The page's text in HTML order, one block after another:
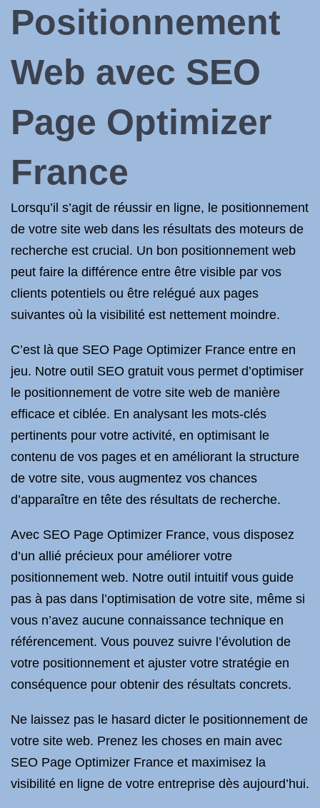
Positionnement
Web avec SEO
Page Optimizer
France
Lorsqu’il s’agit de réussir en ligne, le positionnement
de votre site web dans les résultats des moteurs de
recherche est crucial. Un bon positionnement web
peut faire la différence entre être visible par vos
clients potentiels ou être relégué aux pages
suivantes où la visibilité est nettement moindre.
C’est là que SEO Page Optimizer France entre en
jeu. Notre outil SEO gratuit vous permet d’optimiser
le positionnement de votre site web de manière
efficace et ciblée. En analysant les mots-clés
pertinents pour votre activité, en optimisant le
contenu de vos pages et en améliorant la structure
de votre site, vous augmentez vos chances
d’apparaître en tête des résultats de recherche.
Avec SEO Page Optimizer France, vous disposez
d’un allié précieux pour améliorer votre
positionnement web. Notre outil intuitif vous guide
pas à pas dans l’optimisation de votre site, même si
vous n’avez aucune connaissance technique en
référencement. Vous pouvez suivre l’évolution de
votre positionnement et ajuster votre stratégie en
conséquence pour obtenir des résultats concrets.
Ne laissez pas le hasard dicter le positionnement de
votre site web. Prenez les choses en main avec
SEO Page Optimizer France et maximisez la
visibilité en ligne de votre entreprise dès aujourd’hui.